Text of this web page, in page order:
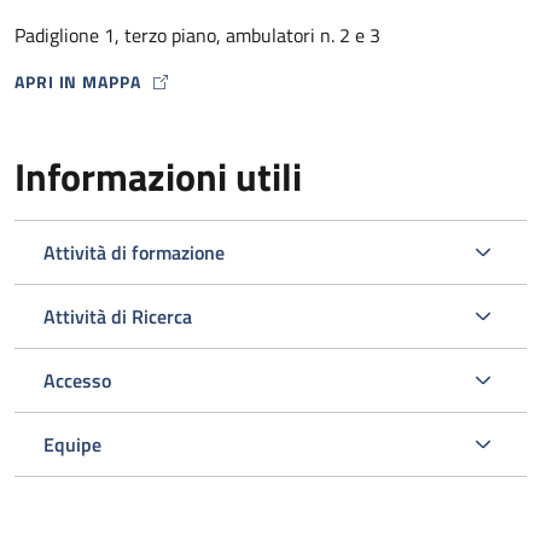
presso lo stesso Ambulatorio HIV) .
L’ambulatorio si occupa inoltre dello screening e della gestione
delle comorbosità correlate all’infezione da HIV programmando
gli esami ematici o strumentali e le visite specialistiche
opportuni nell’ambito del Policlinico.
Padiglione 1, terzo piano, ambulatori n. 2 e 3
APRI IN MAPPA
MAP ICON
Informazioni utili
Attività di formazione
Attività di Ricerca
Accesso
Equipe